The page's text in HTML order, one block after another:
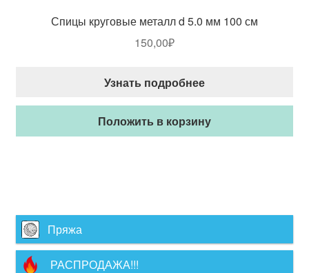
Спицы круговые металл d 5.0 мм 100 см
150,00₽
Узнать подробнее
Положить в корзину
Пряжа
РАСПРОДАЖА!!!